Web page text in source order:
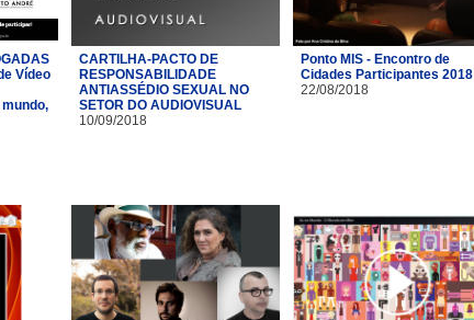
Vídeo
CARTILHA-PACTO DE
RESPONSABILIDADE
ANTIASSÉDIO SEXUAL NO
SETOR DO AUDIOVISUAL
10/09/2018
Ponto MIS - Encontro de
Cidades Participantes 2018
22/08/2018